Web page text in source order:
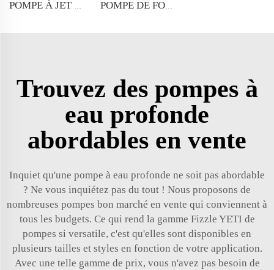
POMPE À JET POUR PUISARD PROFOND GIDROX-PDPm POMPE DE FORAGE INTELLIGENTE GIDROX-GDW
Trouvez des pompes à
eau profonde
abordables en vente
Inquiet qu'une pompe à eau profonde ne soit pas abordable
? Ne vous inquiétez pas du tout ! Nous proposons de
nombreuses pompes bon marché en vente qui conviennent à
tous les budgets. Ce qui rend la gamme Fizzle YETI de
pompes si versatile, c'est qu'elles sont disponibles en
plusieurs tailles et styles en fonction de votre application.
Avec une telle gamme de prix, vous n'avez pas besoin de